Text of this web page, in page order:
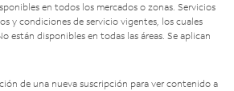
en todos los mercados o zonas. Servicios
y condiciones de servicio vigentes, los cuales
están disponibles en todas las áreas. Se aplican
de una nueva suscripción para ver contenido a